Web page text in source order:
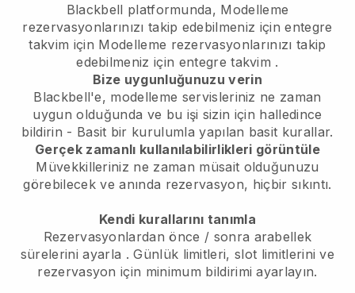
Blackbell platformunda, Modelleme
rezervasyonlarınızı takip edebilmeniz için entegre
takvim için Modelleme rezervasyonlarınızı takip
edebilmeniz için entegre takvim .
Bize uygunluğunuzu verin
Blackbell'e, modelleme servisleriniz ne zaman
uygun olduğunda ve bu işi sizin için halledince
bildirin - Basit bir kurulumla yapılan basit kurallar.
Gerçek zamanlı kullanılabilirlikleri görüntüle
Müvekkilleriniz ne zaman müsait olduğunuzu
görebilecekve anında rezervasyon, hiçbir sıkıntı.
Kendi kurallarını tanımla
Rezervasyonlardan önce / sonra arabellek
sürelerini ayarla . Günlük limitleri, slot limitlerini ve
rezervasyon için minimum bildirimi ayarlayın.